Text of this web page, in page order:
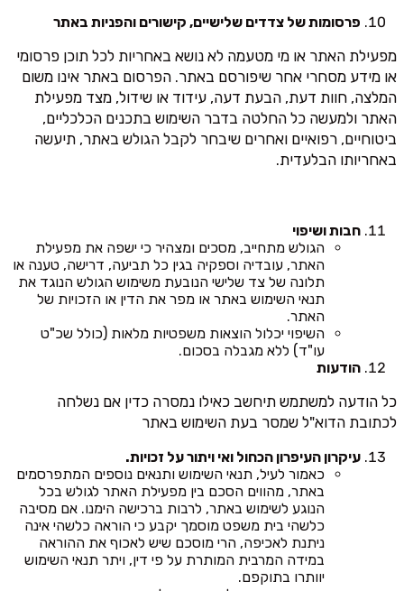
פרסומות של צדדים שלישיים, קישורים והפניות באתר
מפעילת האתר או מי מטעמה לא נושא באחריות לכל תוכן פרסומי
או מידע מסחרי אחר שיפורסם באתר. הפרסום באתר אינו משום
המלצה, חוות דעת, הבעת דעה, עידוד או שידול, מצד מפעילת
האתר ולמעשה כל החלטה בדבר השימוש בתכנים הכלכליים,
ביטוחיים, רפואיים ואחרים שיבחר לקבל הגולש באתר, תיעשה
באחריותו הבלעדית.
חבות ושיפוי
הגולש מתחייב, מסכים ומצהיר כי ישפה את מפעילת
האתר, עובדיה וספקיה בגין כל תביעה, דרישה, טענה או
תלונה של צד שלישי הנובעת משימוש הגולש הנוגד את
תנאי השימוש באתר או מפר את הדין או הזכויות של
האתר.
השיפוי יכלול הוצאות משפטיות מלאות (כולל שכ"ט
עו"ד) ללא מגבלה בסכום.
הודעות
כל הודעה למשתמש תיחשב כאילו נמסרה כדין אם נשלחה
לכתובת הדוא"ל שמסר בעת השימוש באתר
עיקרון העיפרון הכחול ואי ויתור על זכויות.
כאמור לעיל, תנאי השימוש ותנאים נוספים המתפרסמים
באתר, מהווים הסכם בין מפעילת האתר לגולש בכל
הנוגע לשימוש באתר, לרבות ברכישה הימנו. אם מסיבה
כלשהי בית משפט מוסמך יקבע כי הוראה כלשהי אינה
ניתנת לאכיפה, הרי מוסכם שיש לאכוף את ההוראה
במידה המרבית המותרת על פי דין, ויתר תנאי השימוש
יוותרו בתוקפם.